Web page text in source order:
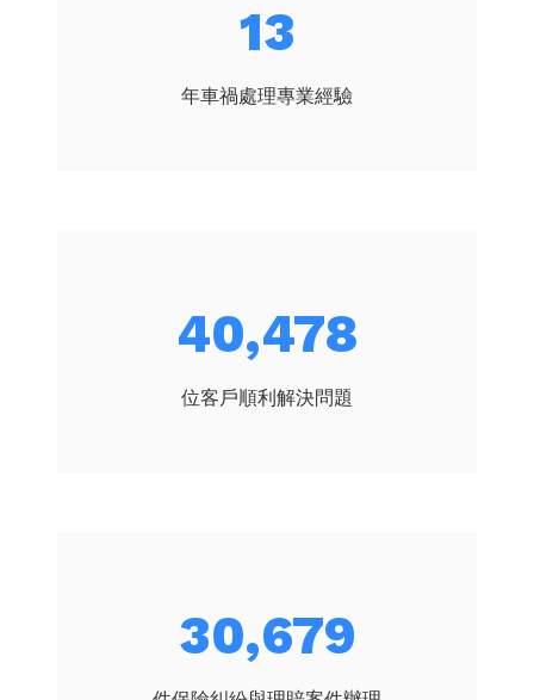
17
年車禍處理專業經驗
53,457
位客戶順利解決問題
40,515